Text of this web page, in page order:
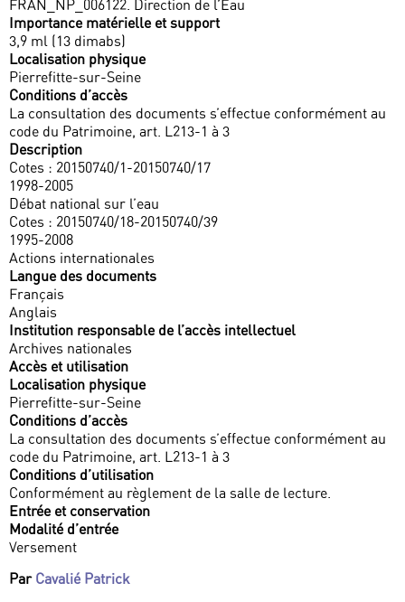
FRAN_NP_006122. Direction de l’Eau
Importance matérielle et support
3,9 ml (13 dimabs)
Localisation physique
Pierrefitte-sur-Seine
Conditions d’accès
La consultation des documents s’effectue conformément au
code du Patrimoine, art. L213-1 à 3
Description
Cotes : 20150740/1-20150740/17
1998-2005
Débat national sur l’eau
Cotes : 20150740/18-20150740/39
1995-2008
Actions internationales
Langue des documents
Français
Anglais
Institution responsable de l’accès intellectuel
Archives nationales
Accès et utilisation
Localisation physique
Pierrefitte-sur-Seine
Conditions d’accès
La consultation des documents s’effectue conformément au
code du Patrimoine, art. L213-1 à 3
Conditions d’utilisation
Conformément au règlement de la salle de lecture.
Entrée et conservation
Modalité d’entrée
Versement
Par Cavalié Patrick